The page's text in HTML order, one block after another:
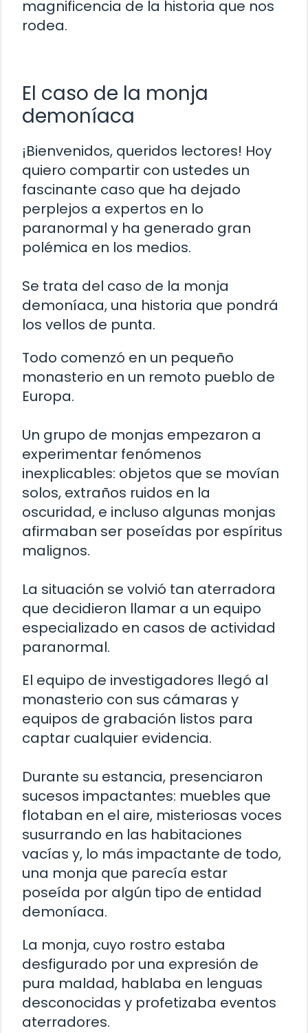
magnificencia de la historia que nos
rodea.
El caso de la monja
demoníaca
¡Bienvenidos, queridos lectores! Hoy
quiero compartir con ustedes un
fascinante caso que ha dejado
perplejos a expertos en lo
paranormal y ha generado gran
polémica en los medios.
Se trata del caso de la monja
demoníaca, una historia que pondrá
los vellos de punta.
Todo comenzó en un pequeño
monasterio en un remoto pueblo de
Europa.
Un grupo de monjas empezaron a
experimentar fenómenos
inexplicables: objetos que se movían
solos, extraños ruidos en la
oscuridad, e incluso algunas monjas
afirmaban ser poseídas por espíritus
malignos.
La situación se volvió tan aterradora
que decidieron llamar a un equipo
especializado en casos de actividad
paranormal.
El equipo de investigadores llegó al
monasterio con sus cámaras y
equipos de grabación listos para
captar cualquier evidencia.
Durante su estancia, presenciaron
sucesos impactantes: muebles que
flotaban en el aire, misteriosas voces
susurrando en las habitaciones
vacías y, lo más impactante de todo,
una monja que parecía estar
poseída por algún tipo de entidad
demoníaca.
La monja, cuyo rostro estaba
desfigurado por una expresión de
pura maldad, hablaba en lenguas
desconocidas y profetizaba eventos
aterradores.